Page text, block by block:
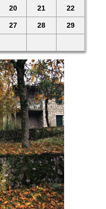
20 21 22
27 28 29